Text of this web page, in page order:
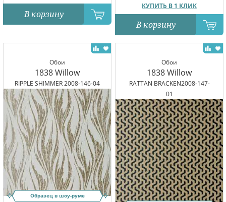
В корзину
КУПИТЬ В 1 КЛИК
В корзину
Обои
1838 Willow
RIPPLE SHIMMER 2008-146-04
Образец в шоу-руме
Обои
1838 Willow
RATTAN BRACKEN2008-147-
01